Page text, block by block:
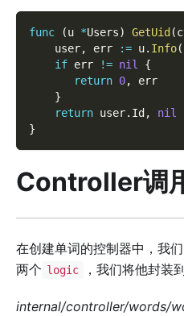
func (u *Users) GetUid (
    user
, err := u. Info(
if err != nil
{
return 0,
err
}
return user. Id ,
nil
}
Controller调
在创建单词的控制器中，我
两个 logic ，我们将他封装
internal/controller/words/